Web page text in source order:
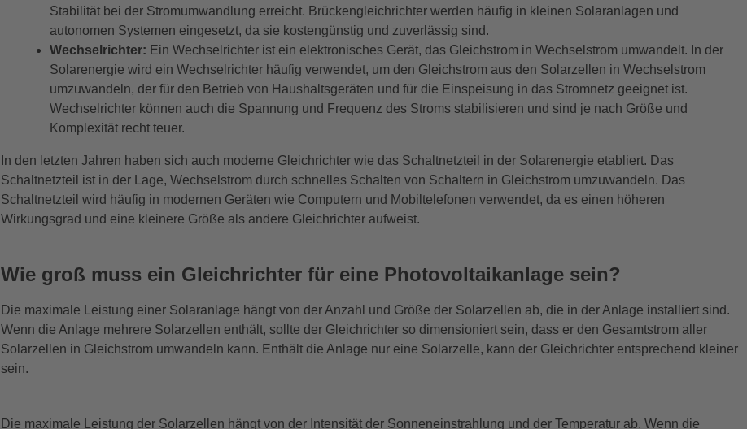
Stabilität bei der Stromumwandlung erreicht. Brückengleichrichter werden häufig in kleinen Solaranlagen und
autonomen Systemen eingesetzt, da sie kostengünstig und zuverlässig sind.
Wechselrichter: Ein Wechselrichter ist ein elektronisches Gerät, das Gleichstrom in Wechselstrom umwandelt. In der
Solarenergie wird ein Wechselrichter häufig verwendet, um den Gleichstrom aus den Solarzellen in Wechselstrom
umzuwandeln, der für den Betrieb von Haushaltsgeräten und für die Einspeisung in das Stromnetz geeignet ist.
Wechselrichter können auch die Spannung und Frequenz des Stroms stabilisieren und sind je nach Größe und
Komplexität recht teuer.
In den letzten Jahren haben sich auch moderne Gleichrichter wie das Schaltnetzteil in der Solarenergie etabliert. Das
Schaltnetzteil ist in der Lage, Wechselstrom durch schnelles Schalten von Schaltern in Gleichstrom umzuwandeln. Das
Schaltnetzteil wird häufig in modernen Geräten wie Computern und Mobiltelefonen verwendet, da es einen höheren
Wirkungsgrad und eine kleinere Größe als andere Gleichrichter aufweist.
Wie groß muss ein Gleichrichter für eine Photovoltaikanlage sein?
Die maximale Leistung einer Solaranlage hängt von der Anzahl und Größe der Solarzellen ab, die in der Anlage installiert sind.
Wenn die Anlage mehrere Solarzellen enthält, sollte der Gleichrichter so dimensioniert sein, dass er den Gesamtstrom aller
Solarzellen in Gleichstrom umwandeln kann. Enthält die Anlage nur eine Solarzelle, kann der Gleichrichter entsprechend kleiner
sein.
Die maximale Leistung der Solarzellen hängt von der Intensität der Sonneneinstrahlung und der Temperatur ab. Wenn die